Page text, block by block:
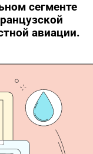
сегменте
авиации.